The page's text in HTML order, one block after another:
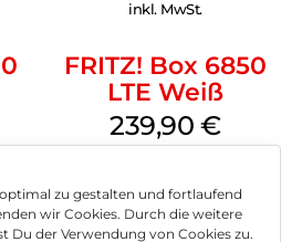
zu gestalten und fortlaufend
wir Cookies. Durch die weitere
Du der Verwendung von Cookies zu.
inkl. MwSt.
FRITZ! Box 6850
LTE Weiß
239,90€
inkl. MwSt.